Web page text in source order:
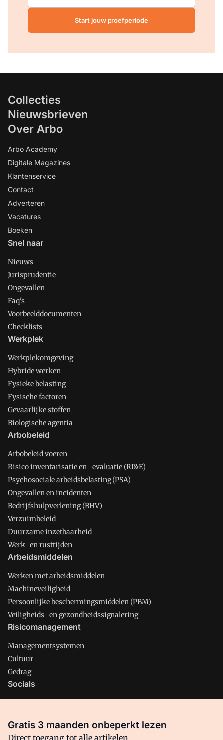
Start jouw proefperiode
Collecties
Nieuwsbrieven
Over Arbo
Arbo Academy
Digitale Magazines
Klantenservice
Contact
Adverteren
Vacatures
Boeken
Snel naar
Nieuws
Jurisprudentie
Ongevallen
Faq's
Voorbeelddocumenten
Checklists
Werkplek
Werkplekomgeving
Hybride werken
Fysieke belasting
Fysische factoren
Gevaarlijke stoffen
Biologische agentia
Arbobeleid
Arbobeleid voeren
Risico inventarisatie en -evaluatie (RI&E)
Psychosociale arbeidsbelasting (PSA)
Ongevallen en incidenten
Bedrijfshulpverlening (BHV)
Verzuimbeleid
Duurzame inzetbaarheid
Werk- en rusttijden
Arbeidsmiddelen
Werken met arbeidsmiddelen
Machineveiligheid
Persoonlijke beschermingsmiddelen (PBM)
Veiligheids- en gezondheidssignalering
Risicomanagement
Managementsystemen
Cultuur
Gedrag
Socials
Facebook
Gratis 3 maanden onbeperkt lezen
Direct toegang tot alle artikelen,